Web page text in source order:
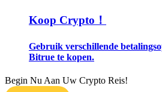
Handelsstrategieën
Koop Crypto！
Gebruik verschillende
Bitrue te kopen.
Begin Nu Aan Uw Crypto Reis!